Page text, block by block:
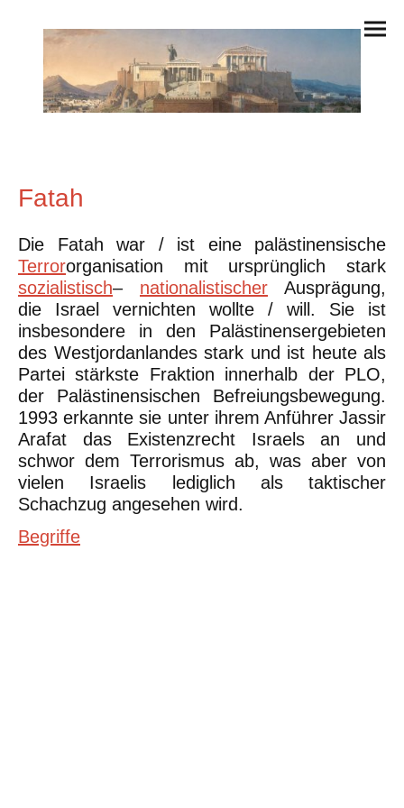
Fatah
Die Fatah war / ist eine palästinensische
Terrororganisation mit ursprünglich stark
sozialistisch– nationalistischer Ausprägung,
die Israel vernichten wollte / will. Sie ist
insbesondere in den Palästinensergebieten
des Westjordanlandes stark und ist heute als
Partei stärkste Fraktion innerhalb der PLO,
der Palästinensischen Befreiungsbewegung.
1993 erkannte sie unter ihrem Anführer Jassir
Arafat das Existenzrecht Israels an und
schwor dem Terrorismus ab, was aber von
vielen Israelis lediglich als taktischer
Schachzug angesehen wird.
Begriffe